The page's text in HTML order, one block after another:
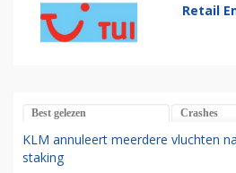
Retail
Best gelezen Crashes
KLM annuleert meerdere vluchten
staking